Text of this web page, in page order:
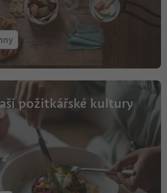
požitkářské kultury